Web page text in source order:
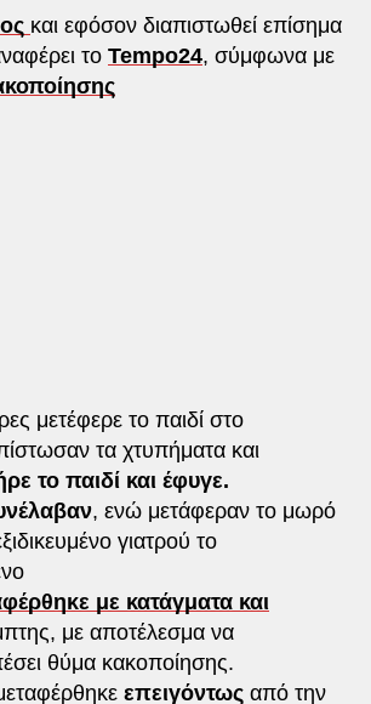
και εφόσον διαπιστωθεί επίσημα
το Tempo24, σύμφωνα με
μετέφερε το παιδί στο
τα χτυπήματα και
το παιδί και έφυγε.
, ενώ μετάφεραν το μωρό
γιατρού το
με κατάγματα και
με αποτέλεσμα να
θύμα κακοποίησης.
επειγόντως από την